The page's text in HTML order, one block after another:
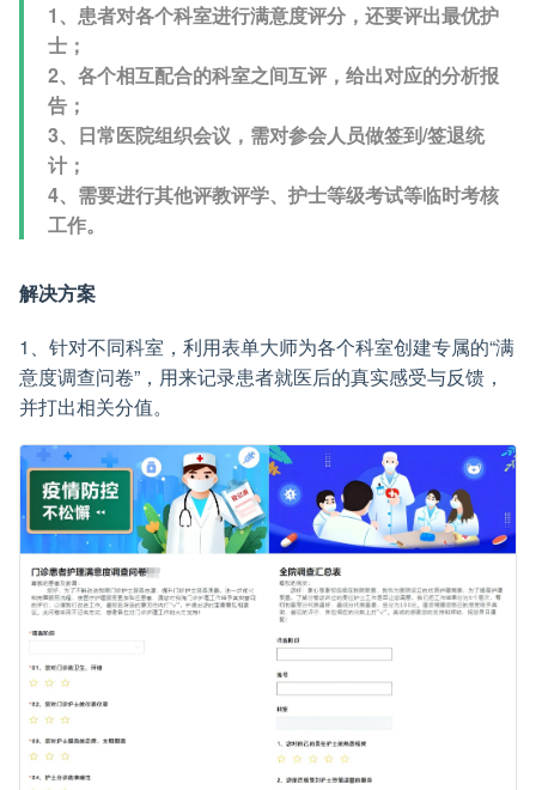
1、患者对各个科室进行满意度评分，还要评出最优护
士；
2、各个相互配合的科室之间互评，给出对应的分析报
告；
3、日常医院组织会议，需对参会人员做签到/签退统
计；
4、需要进行其他评教评学、护士等级考试等临时考核
工作。
解决方案
1、针对不同科室，利用表单大师为各个科室创建专属的“满
意度调查问卷”，用来记录患者就医后的真实感受与反馈，
并打出相关分值。